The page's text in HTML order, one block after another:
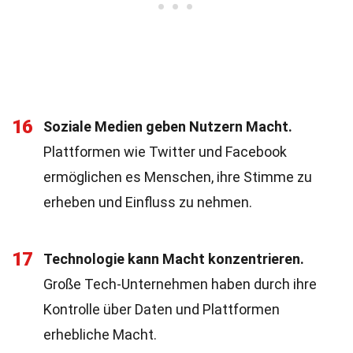
16
Soziale Medien geben Nutzern Macht.
Plattformen wie Twitter und Facebook
ermöglichen es Menschen, ihre Stimme zu
erheben und Einfluss zu nehmen.
17
Technologie kann Macht konzentrieren.
Große Tech-Unternehmen haben durch ihre
Kontrolle über Daten und Plattformen
erhebliche Macht.